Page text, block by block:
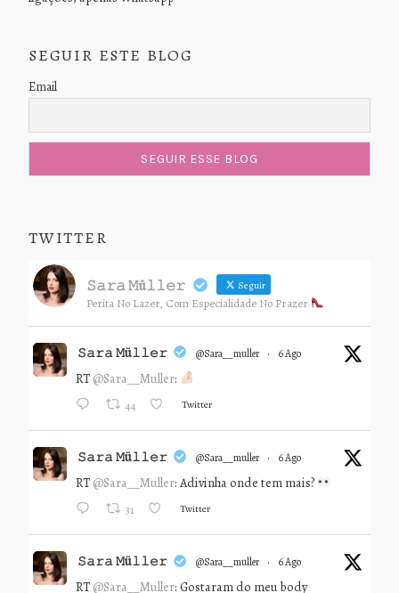
SEGUIR ESTE BLOG
Email
TWITTER
𝚂𝚊𝚛𝚊 𝙼ü𝚕𝚕𝚎𝚛 Seguir
Perita No Lazer, Com Especialidade No Prazer
𝚂𝚊𝚛𝚊 𝙼ü𝚕𝚕𝚎𝚛 @sara__muller · 6 Ago
RT @Sara__Muller:
44 Twitter
𝚂𝚊𝚛𝚊 𝙼ü𝚕𝚕𝚎𝚛 @sara__muller · 6 Ago
RT @Sara__Muller: Adivinha onde tem mais?
31 Twitter
𝚂𝚊𝚛𝚊 𝙼ü𝚕𝚕𝚎𝚛 @sara__muller · 6 Ago
RT @Sara__Muller: Gostaram do meu body